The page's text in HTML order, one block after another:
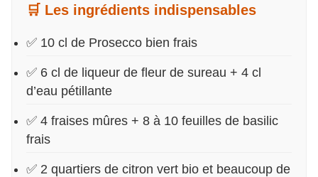
🛒 Les ingrédients indispensables
✅ 10 cl de Prosecco bien frais
✅ 6 cl de liqueur de fleur de sureau + 4 cl
d’eau pétillante
✅ 4 fraises mûres + 8 à 10 feuilles de basilic
frais
✅ 2 quartiers de citron vert bio et beaucoup de